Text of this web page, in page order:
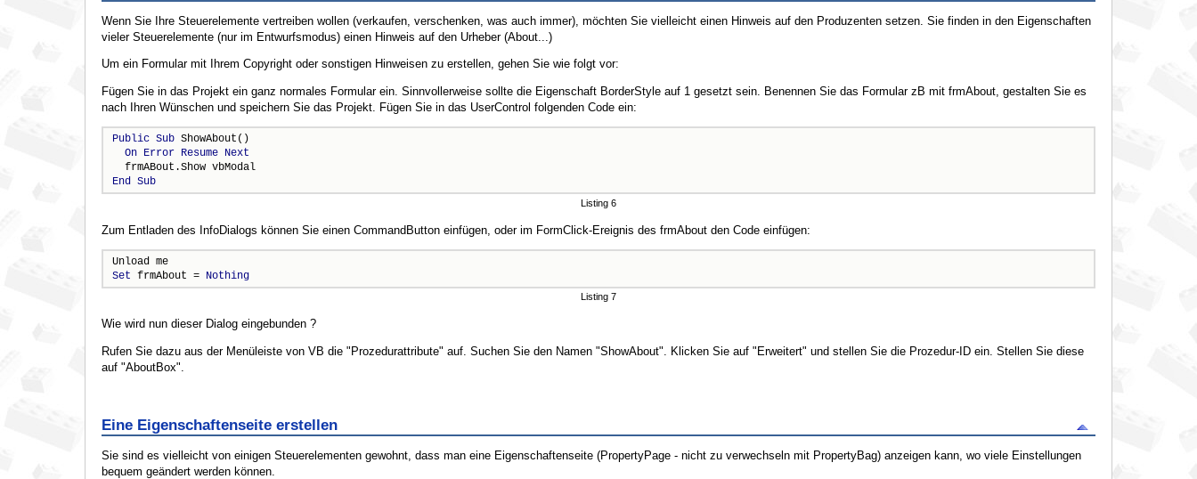
Wenn Sie Ihre Steuerelemente vertreiben wollen (verkaufen, verschenken, was auch immer), möchten Sie vielleicht einen Hinweis auf den Produzenten setzen. Sie finden in den Eigenschaften
vieler Steuerelemente (nur im Entwurfsmodus) einen Hinweis auf den Urheber (About...)
Um ein Formular mit Ihrem Copyright oder sonstigen Hinweisen zu erstellen, gehen Sie wie folgt vor:
Fügen Sie in das Projekt ein ganz normales Formular ein. Sinnvollerweise sollte die Eigenschaft BorderStyle auf 1 gesetzt sein. Benennen Sie das Formular zB mit frmAbout, gestalten Sie es
nach Ihren Wünschen und speichern Sie das Projekt. Fügen Sie in das UserControl folgenden Code ein:
Public Sub ShowAbout()
On Error Resume Next
  frmABout.Show vbModal
End Sub
Listing 6
Zum Entladen des InfoDialogs können Sie einen CommandButton einfügen, oder im FormClick-Ereignis des frmAbout den Code einfügen:
Unload me
Set frmAbout = Nothing
Listing 7
Wie wird nun dieser Dialog eingebunden ?
Rufen Sie dazu aus der Menüleiste von VB die "Prozedurattribute" auf. Suchen Sie den Namen "ShowAbout". Klicken Sie auf "Erweitert" und stellen Sie die Prozedur-ID ein. Stellen Sie diese
auf "AboutBox".
Eine Eigenschaftenseite erstellen
Sie sind es vielleicht von einigen Steuerelementen gewohnt, dass man eine Eigenschaftenseite (PropertyPage - nicht zu verwechseln mit PropertyBag) anzeigen kann, wo viele Einstellungen
bequem geändert werden können.